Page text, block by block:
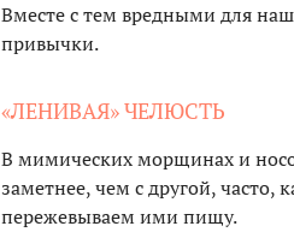
Вместе с тем вредными для
привычки.
«ЛЕНИВАЯ» ЧЕЛЮСТЬ
В мимических морщинах и
заметнее, чем с другой,
пережевываем ими пищу.